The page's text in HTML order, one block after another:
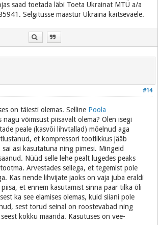
saad toetada läbi Toeta Ukrainat MTÜ a/a
Selgitusse maastur Ukraina kaitseväele.
#14
on täiesti olemas. Selline Poola
nagu võimsust piisavalt olema? Olen isegi
peale (kasvõi lihvtallad) mõelnud aga
et kompressori tootlikkus jääb
sai asi kasutatuna ning pimesi. Mingeid
Nüüd selle lehe pealt lugedes peaks
Arvestades sellega, et tegemist pole
Kas nende lihvijate jaoks on vaja juba eraldi
et ennem kasutamist sinna paar tilka õli
ka see elamises olemas, kuid siiani pole
sest torud seinal on roostevabad ning
kokku määrida. Kasutuses on vee-